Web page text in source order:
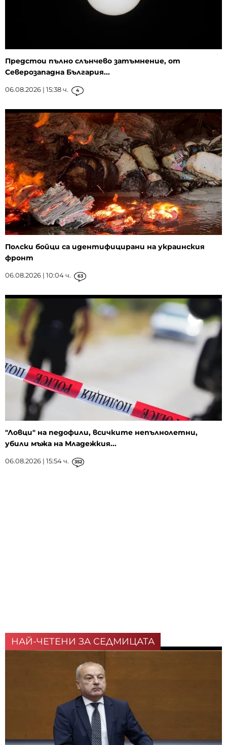
Предстои пълно слънчево затъмнение, от
Северозападна България...
06.08.2026 | 15:38 ч. 4
Полски бойци са идентифицирани на украинския
фронт
06.08.2026 | 10:04 ч. 63
"Ловци" на педофили, всичките непълнолетни,
убили мъжа на Младежкия...
06.08.2026 | 15:54 ч. 352
НАЙ-ЧЕТЕНИ ЗА СЕДМИЦАТА